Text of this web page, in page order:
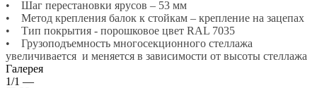
• Шаг перестановки ярусов – 53 мм
• Метод крепления балок к стойкам – крепление на зацепах
• Тип покрытия - порошковое цвет RAL 7035
• Грузоподъемность многосекционного стеллажа
увеличивается и меняется в зависимости от высоты стеллажа
Галерея
1/1 —